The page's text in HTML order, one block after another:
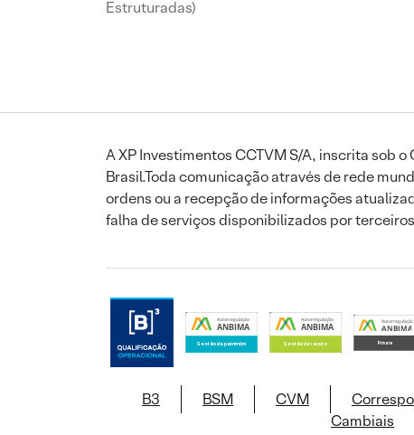
Estruturadas)
A XP Investimentos CCTVM S/A, inscrita sob
Brasil.Toda comunicação através de rede
ordens ou a recepção de informações
falha de serviços disponibilizados por
B3 BSM CVM
Cambiais